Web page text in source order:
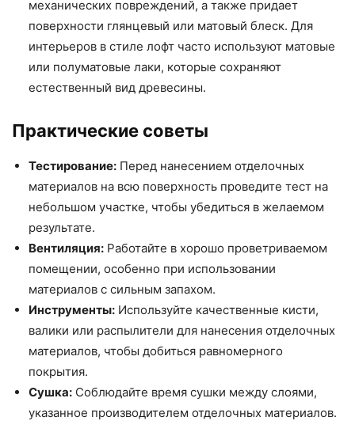
механических повреждений, а также придает
поверхности глянцевый или матовый блеск. Для
интерьеров в стиле лофт часто используют матовые
или полуматовые лаки, которые сохраняют
естественный вид древесины.
Практические советы
Тестирование: Перед нанесением отделочных
материалов на всю поверхность проведите тест на
небольшом участке, чтобы убедиться в желаемом
результате.
Вентиляция: Работайте в хорошо проветриваемом
помещении, особенно при использовании
материалов с сильным запахом.
Инструменты: Используйте качественные кисти,
валики или распылители для нанесения отделочных
материалов, чтобы добиться равномерного
покрытия.
Сушка: Соблюдайте время сушки между слоями,
указанное производителем отделочных материалов.